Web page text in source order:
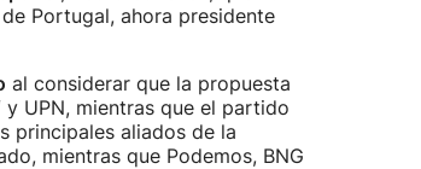
Portugal, ahora presidente
al considerar que la propuesta
UPN, mientras que el partido
principales aliados de la
mientras que Podemos, BNG